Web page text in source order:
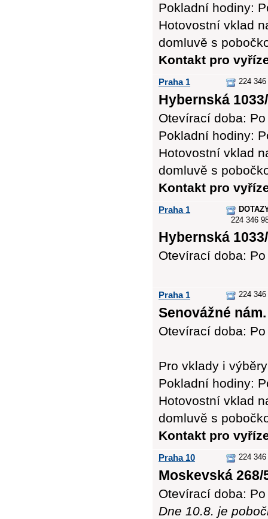
Pokladní hodiny:
Hotovostní vklad
domluvě s
Kontakt pro
Praha 1 224
Hybernská
Otevírací doba:
Pokladní hodiny:
Hotovostní vklad
domluvě s
Kontakt pro
Praha 1
224 346
Hybernská
Otevírací doba:
Praha 1 224
Senovážné
Otevírací doba:
Pro vklady i
Pokladní hodiny:
Hotovostní vklad
domluvě s
Kontakt pro
Praha 10 224
Moskevská 268/
Otevírací doba:
Dne 10.8. je